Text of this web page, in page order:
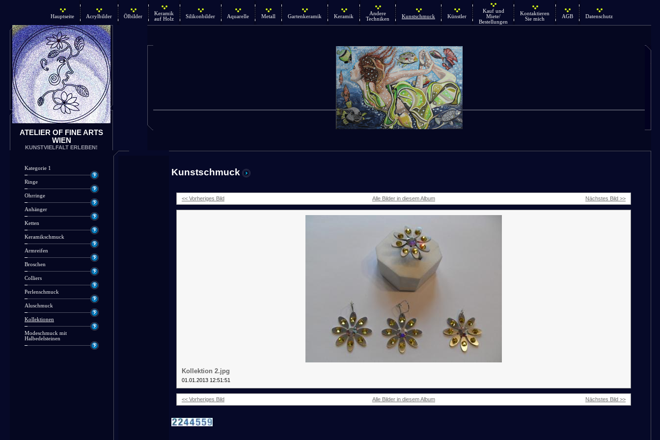
Hauptseite Acrylbilder Ölbilder
Keramik
auf Holz
Silikonbilder Aquarelle Metall Gartenkeramik Keramik
Andere
Techniken
Kunstschmuck Künstler
Kauf und
Miete/
Bestellungen
Kontaktieren
Sie mich
AGB Datenschutz
ATELIER OF FINE ARTS
WIEN
KUNSTVIELFALT ERLEBEN!
Kategorie 1
Ringe
Ohrringe
Anhänger
Ketten
Keramikschmuck
Armreifen
Broschen
Colliers
Perlenschmuck
Aluschmuck
Kollektionen
Modeschmuck mit
Halbedelsteinen
Kunstschmuck
<< Vorheriges Bild Alle Bilder in diesem Album Nächstes Bild >>
Kollektion 2.jpg
01.01.2013 12:51:51
<< Vorheriges Bild Alle Bilder in diesem Album Nächstes Bild >>